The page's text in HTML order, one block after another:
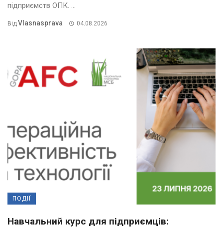
підприємств ОПК. ...
ВідVlasnasprava 04.08.2026
ПОДІЇ
Навчальний курс для підприємців: